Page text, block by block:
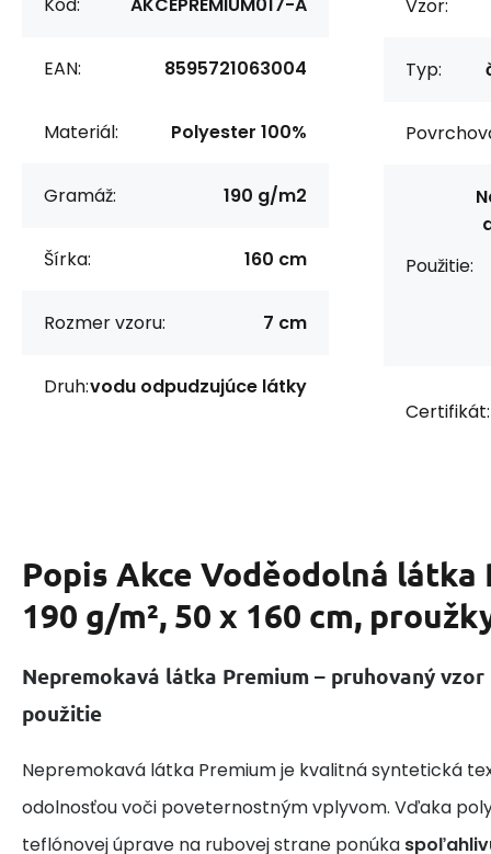
EAN: 8595721063004
Materiál: Polyester 100%
Gramáž: 190 g/m2
Šírka: 160 cm
Rozmer vzoru: 7 cm
Druh:vodu odpudzujúce látky
Vzor:
Typ:
Použitie:
Certifikát:
Popis Akce Voděodolná látka
190 g/m², 50 x 160 cm,
Nepremokavá látka Premium – pruhovaný
použitie
Nepremokavá látka Premium je kvalitná syntetická
odolnosťou voči poveternostným vplyvom. Vďaka
teflónovej úprave na rubovej strane ponúka